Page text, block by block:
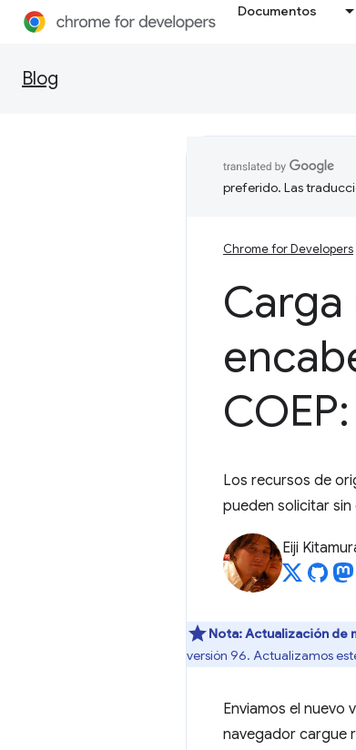
Documentos
Blog
preferido. Las
Chrome for Developers
Los recursos de
pueden solicitar
Eiji
Nota:Actualización de
versión 96. Actualizamos
Enviamos el nuevo
navegador cargue